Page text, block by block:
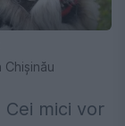
mici vor